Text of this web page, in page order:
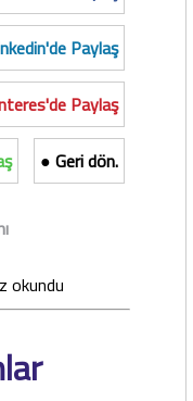
Paylaş
Paylaş
● Geri dön.
okundu